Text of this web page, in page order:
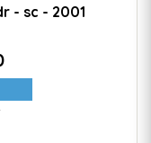
- sc - 2001